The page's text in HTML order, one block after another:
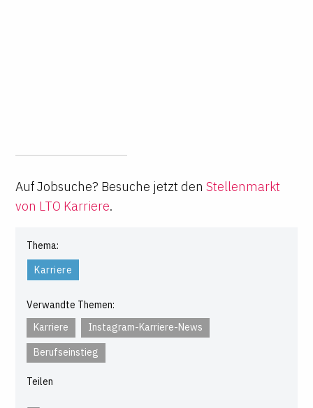
Auf Jobsuche? Besuche jetzt den Stellenmarkt
von LTO Karriere.
Thema:
Karriere
Verwandte Themen:
Karriere
Instagram-Karriere-News
Berufseinstieg
Teilen